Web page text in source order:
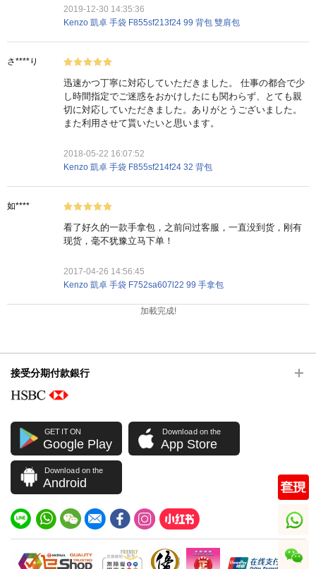
2019-12-30 14:35:36
Kenzo 凱卓 手袋 F855sf213f24 99 背包 雙肩包
さ****り
迅速かつ丁寧に対応していただきました。 仕事の都合で少
し時間指定でご迷惑をおかけしたにも関わらず、とても親
切に対応していただきました。ありがとうございました。
また利用させて貰いたいと思います。
2018-05-22 16:07:52
Kenzo 凱卓 手袋 F855sf214f24 32 背包
如****
看了好久的一款手拿包，之前问过客服，一直没到货，刚有
现货，毫不犹豫立马下单！
2017-04-26 14:56:45
Kenzo 凱卓 手袋 F752sa607l22 99 手拿包
加載完成!
接受分期付款銀行
GET IT ON
Google Play
Download on the
App Store
Download on the
Android
whatsapp